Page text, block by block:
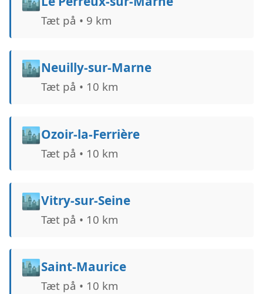
Tæt på • 9 km
🏙️Neuilly-sur-Marne
Tæt på • 10 km
🏙️Ozoir-la-Ferrière
Tæt på • 10 km
🏙️Vitry-sur-Seine
Tæt på • 10 km
🏙️Saint-Maurice
Tæt på • 10 km